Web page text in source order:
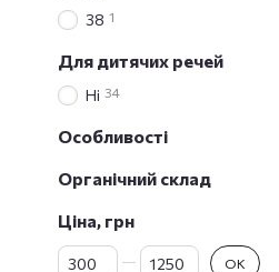
38 1
Для дитячих речей
Ні 34
Особливості
Органічний склад
Ціна, грн
Від Ціна, грн
До Ціна, грн ОК